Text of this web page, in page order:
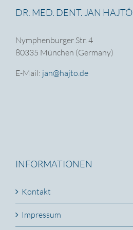
DR. MED. DENT. JAN HAJTÓ
Nymphenburger Str. 4
80335 München (Germany)
E-Mail: jan@hajto.de
INFORMATIONEN
Kontakt
Impressum